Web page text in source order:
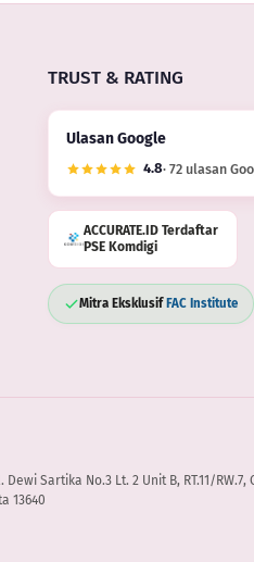
TRUST & RATING
Ulasan Google
4.8· 72 ulasan
ACCURATE.ID Terdaftar
PSE Komdigi
Mitra Eksklusif FAC Institute
Sartika No.3 Lt. 2 Unit B, RT.11/
13640